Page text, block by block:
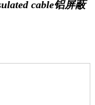
cable铝屏蔽